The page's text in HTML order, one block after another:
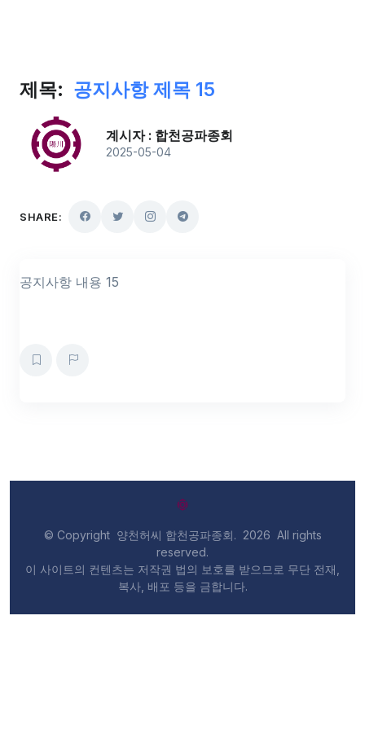
제목: 공지사항 제목 15
계시자 : 합천공파종회
2025-05-04
SHARE:
공지사항 내용 15
© Copyright 양천허씨 합천공파종회. 2026 All rights
reserved.
이 사이트의 컨텐츠는 저작권 법의 보호를 받으므로 무단 전재,
복사, 배포 등을 금합니다.